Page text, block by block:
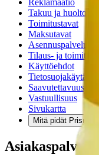
Reklamaatio
Takuu ja huolto
Toimitustavat
Maksutavat
Asennuspalvelut
Tilaus- ja
Käyttöehdot
Tietosuojakäytäntö
Saavutettavuus
Vastuullisuus
Sivukartta
Mitä pidät
Asiakaspalvelu